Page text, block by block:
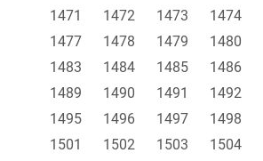
1471
1472 1473 1474
1477
1478 1479 1480
1483
1484 1485 1486
1489
1490 1491 1492
1495
1496 1497 1498
1501
1502 1503 1504